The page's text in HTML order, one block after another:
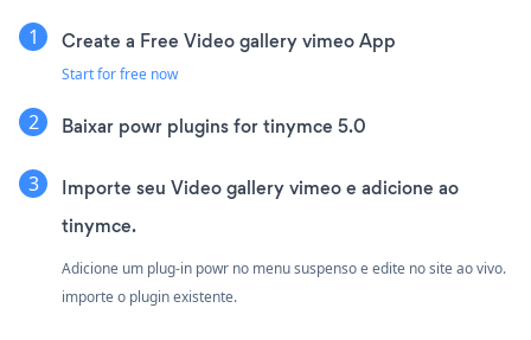
Create a Free Video gallery vimeo App
Start for free now
Baixar powr plugins for tinymce 5.0
Importe seu Video gallery vimeo e adicione ao
tinymce.
Adicione um plug-in powr no menu suspenso e edite no site ao vivo.
importe o plugin existente.